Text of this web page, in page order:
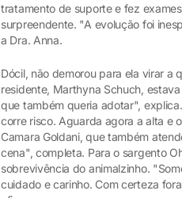
tratamento de suporte e fez
surpreendente. "A evolução foi
a Dra. Anna.
Dócil, não demorou para ela virar a
residente, Marthyna Schuch,
que também queria adotar",
corre risco. Aguarda agora a alta e
Camara Goldani, que também
cena", completa. Para o sargento
sobrevivência do animalzinho.
cuidado e carinho. Com certeza